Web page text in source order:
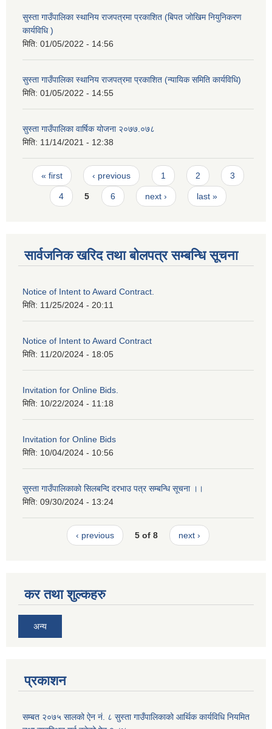
सुस्ता गाउँपालिका स्थानिय राजपत्रमा प्रकाशित (बिपत जोखिम नियुनिकरण
कार्यविधि )
मिति: 01/05/2022 - 14:56
सुस्ता गाउँपालिका स्थानिय राजपत्रमा प्रकाशित (न्यायिक समिति कार्यविधि)
मिति: 01/05/2022 - 14:55
सुस्ता गाउँपालिका वार्षिक योजना २०७७.०७८
मिति: 11/14/2021 - 12:38
Pages
« first ‹ previous 1 2 3
4 5 6 next › last »
सार्वजनिक खरिद तथा बोलपत्र सम्बन्धि सूचना
Notice of Intent to Award Contract.
मिति: 11/25/2024 - 20:11
Notice of Intent to Award Contract
मिति: 11/20/2024 - 18:05
Invitation for Online Bids.
मिति: 10/22/2024 - 11:18
Invitation for Online Bids
मिति: 10/04/2024 - 10:56
सुस्ता गाउँपालिकाकाे सिलबन्दि दरभाउ पत्र सम्बन्धि सूचना ।।
मिति: 09/30/2024 - 13:24
‹ previous 5 of 8 next ›
कर तथा शुल्कहरु
अन्य
प्रकाशन
सम्बत २०७५ सालको ऐन नं. ८ सुस्ता गाउँपालिकाको आर्थिक कार्यविधि नियमित